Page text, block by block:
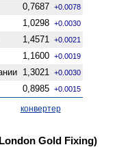
0,7687 +0.0078
1,0298 +0.0030
1,4571 +0.0021
1,1600 +0.0019
1,3021 +0.0030
0,8985 +0.0015
конвертер
Gold Fixing)